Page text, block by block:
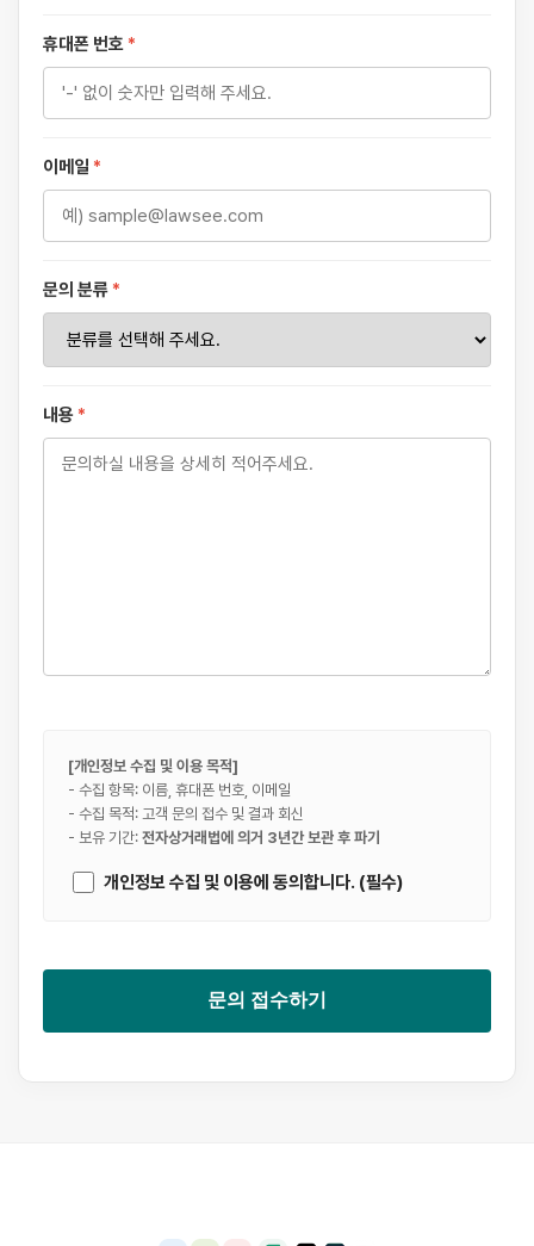
휴대폰 번호 *
이메일 *
문의 분류 *
내용 *
[개인정보 수집 및 이용 목적]
- 수집 항목: 이름, 휴대폰 번호, 이메일
- 수집 목적: 고객 문의 접수 및 결과 회신
- 보유 기간: 전자상거래법에 의거 3년간 보관 후 파기
개인정보 수집 및 이용에 동의합니다. (필수)
문의 접수하기